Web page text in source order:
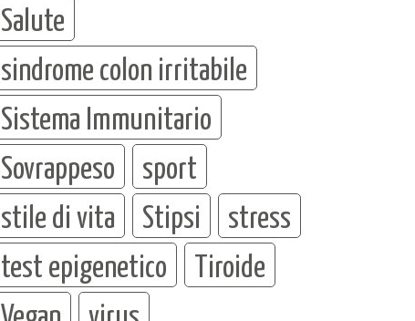
Salute
sindrome colon irritabile
Sistema Immunitario
Sovrappeso
sport
stile di vita
Stipsi
stress
test epigenetico
Tiroide